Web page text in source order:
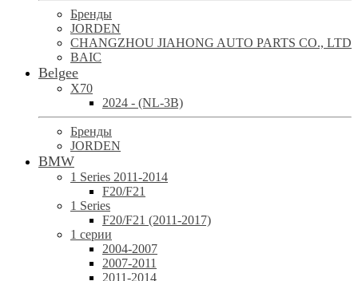
Бренды
JORDEN
CHANGZHOU JIAHONG AUTO PARTS CO., LTD
BAIC
Belgee
X70
2024 - (NL-3B)
Бренды
JORDEN
BMW
1 Series 2011-2014
F20/F21
1 Series
F20/F21 (2011-2017)
1 серии
2004-2007
2007-2011
2011-2014